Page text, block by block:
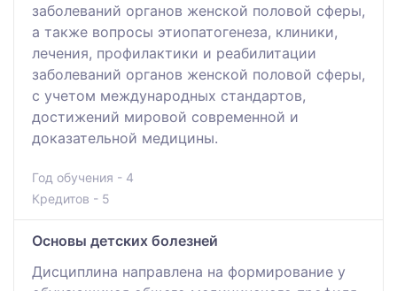
заболеваний органов женской половой сферы,
а также вопросы этиопатогенеза, клиники,
лечения, профилактики и реабилитации
заболеваний органов женской половой сферы,
с учетом международных стандартов,
достижений мировой современной и
доказательной медицины.
Год обучения - 4
Кредитов - 5
Основы детских болезней
Дисциплина направлена на формирование у